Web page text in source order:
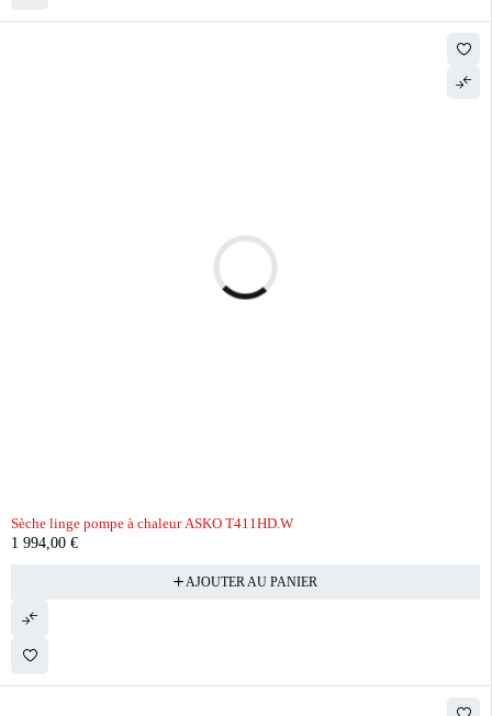
Sèche linge pompe à chaleur ASKO T411HD.W
1 994,00 €
AJOUTER AU PANIER